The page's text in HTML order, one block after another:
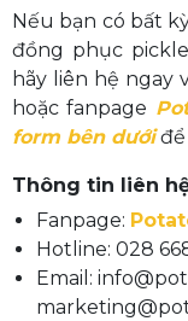
Nếu bạn có bất
đồng phục
hãy liên hệ ngay
hoặc fanpage
form bên dướiđể
Thông tin liên
Fanpage:
Hotline: 028
Email: